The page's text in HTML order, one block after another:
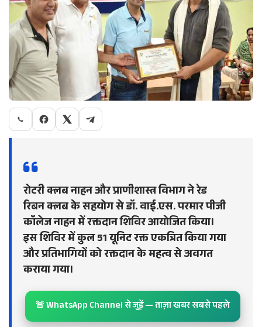
रोटरी क्लब नाहन और प्राणीशास्त्र विभाग ने रेड
रिबन क्लब के सहयोग से डॉ. वाई.एस. परमार पीजी
कॉलेज नाहन में रक्तदान शिविर आयोजित किया।
इस शिविर में कुल 51 यूनिट रक्त एकत्रित किया गया
और प्रतिभागियों को रक्तदान के महत्व से अवगत
कराया गया।
🚨 WhatsApp Channel से जुड़ें — ताज़ा खबर सबसे पहले